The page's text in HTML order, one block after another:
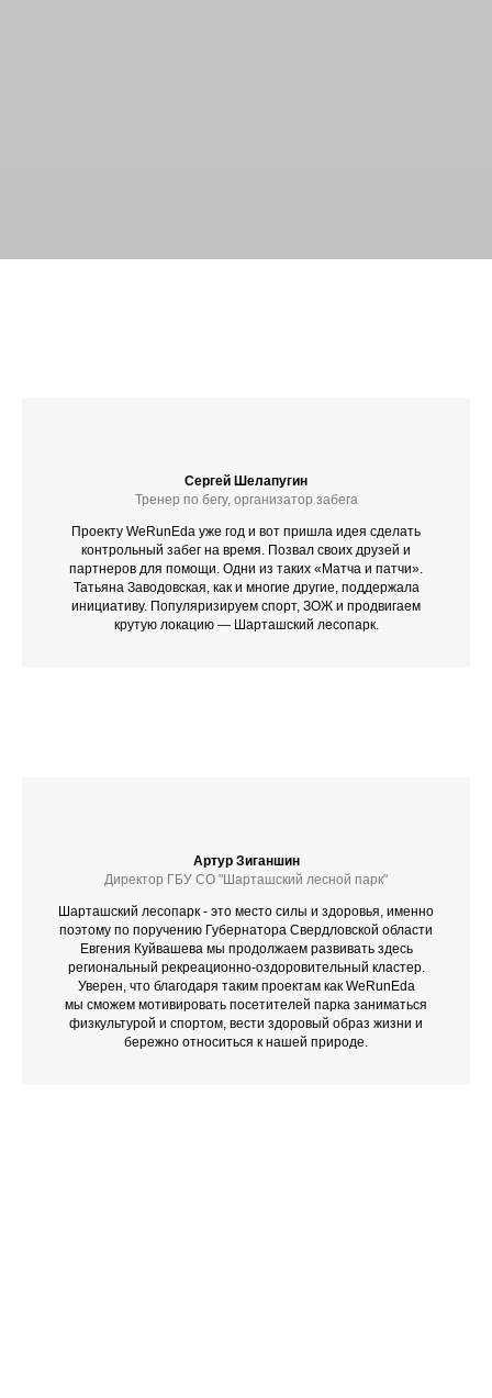
Сергей Шелапугин
Тренер по бегу, организатор забега
Проекту WeRunEda уже год и вот пришла идея сделать
контрольный забег на время. Позвал своих друзей и
партнеров для помощи. Одни из таких «Матча и патчи».
Татьяна Заводовская, как и многие другие, поддержала
инициативу. Популяризируем спорт, ЗОЖ и продвигаем
крутую локацию — Шарташский лесопарк.
Артур Зиганшин
Директор ГБУ СО "Шарташский лесной парк"
Шарташский лесопарк - это место силы и здоровья, именно
поэтому по поручению Губернатора Свердловской области
Евгения Куйвашева мы продолжаем развивать здесь
региональный рекреационно-оздоровительный кластер.
Уверен, что благодаря таким проектам как WeRunEda
мы сможем мотивировать посетителей парка заниматься
физкультурой и спортом, вести здоровый образ жизни и
бережно относиться к нашей природе.